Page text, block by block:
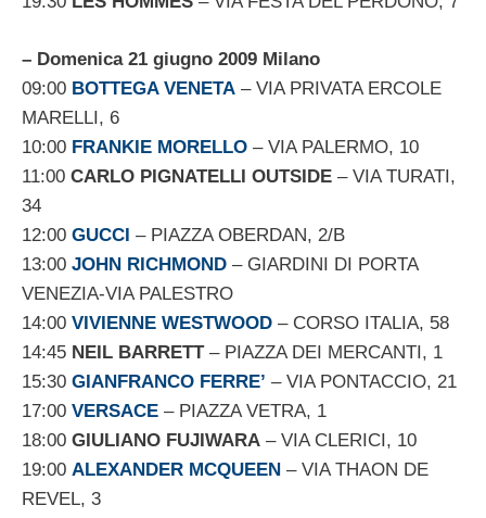
– Domenica 21 giugno 2009 Milano
09:00 BOTTEGA VENETA – VIA PRIVATA ERCOLE
MARELLI, 6
10:00 FRANKIE MORELLO – VIA PALERMO, 10
11:00 CARLO PIGNATELLI OUTSIDE – VIA TURATI,
34
12:00 GUCCI – PIAZZA OBERDAN, 2/B
13:00 JOHN RICHMOND – GIARDINI DI PORTA
VENEZIA-VIA PALESTRO
14:00 VIVIENNE WESTWOOD – CORSO ITALIA, 58
14:45 NEIL BARRETT– PIAZZA DEI MERCANTI, 1
15:30 GIANFRANCO FERRE’ – VIA PONTACCIO, 21
17:00 VERSACE – PIAZZA VETRA, 1
18:00 GIULIANO FUJIWARA – VIA CLERICI, 10
19:00 ALEXANDER MCQUEEN – VIA THAON DE
REVEL, 3